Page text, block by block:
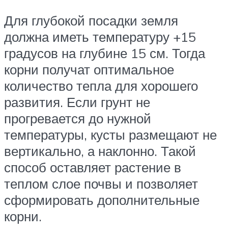
Для глубокой посадки земля
должна иметь температуру +15
градусов на глубине 15 см. Тогда
корни получат оптимальное
количество тепла для хорошего
развития. Если грунт не
прогревается до нужной
температуры, кусты размещают не
вертикально, а наклонно. Такой
способ оставляет растение в
теплом слое почвы и позволяет
сформировать дополнительные
корни.